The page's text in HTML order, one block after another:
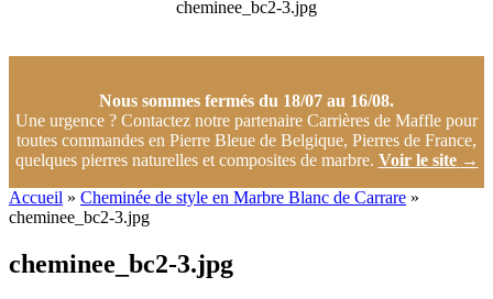
cheminee_bc2-3.jpg
Nous sommes fermés du 18/07 au 16/08.
Une urgence ? Contactez notre partenaire Carrières de Maffle pour
toutes commandes en Pierre Bleue de Belgique, Pierres de France,
quelques pierres naturelles et composites de marbre. Voir le site →
Accueil » Cheminée de style en Marbre Blanc de Carrare »
cheminee_bc2-3.jpg
cheminee_bc2-3.jpg